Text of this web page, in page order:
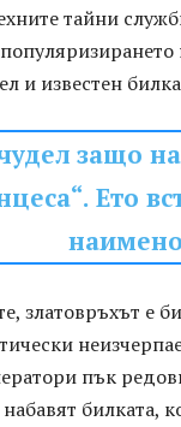
тайни
и известен
защо
Ето
златовръхът е
пък
билката,